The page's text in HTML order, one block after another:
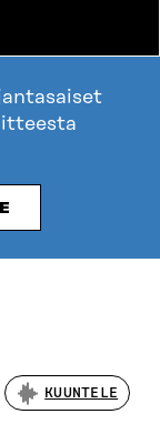
KUUNTELE